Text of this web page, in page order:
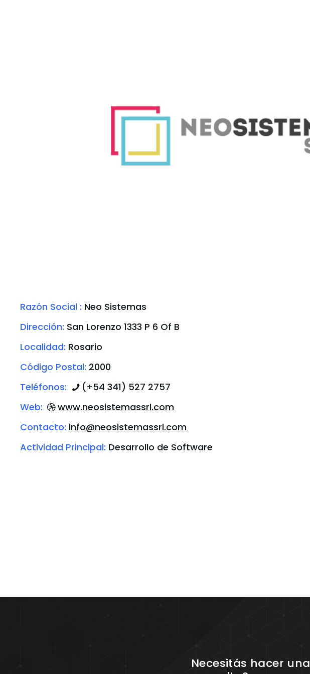
Razón Social : Neo Sistemas
Dirección: San Lorenzo 1333 P 6 Of B
Localidad: Rosario
Código Postal: 2000
Teléfonos:
(+54 341) 527 2757
Web:
www.neosistemassrl.com
Contacto: info@neosistemassrl.com
Actividad Principal: Desarrollo de Software
Necesitás hacer una